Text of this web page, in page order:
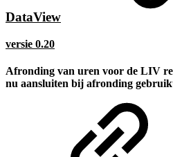
DataView
versie 0.20
Afronding van uren voor de LIV
nu aansluiten bij afronding